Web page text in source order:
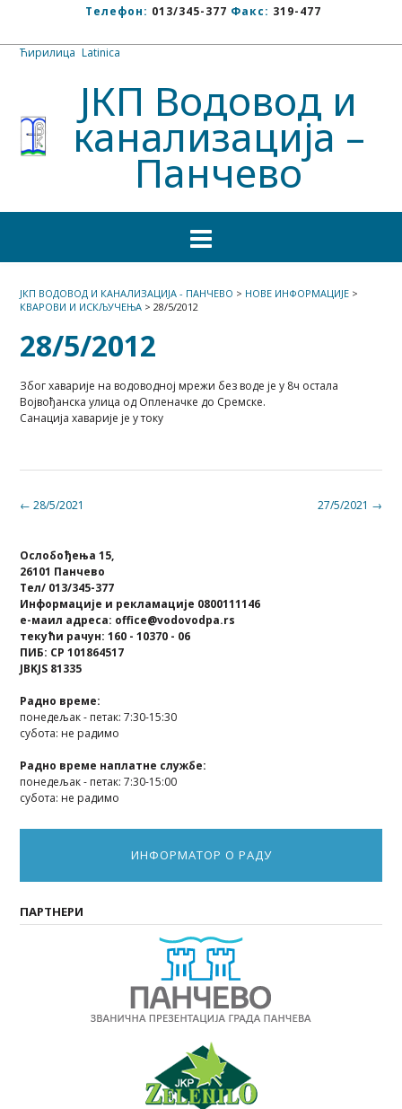
Телефон: 013/345-377 Факс: 319-477
Ћирилица Latinica
ЈКП Водовод и
канализација –
Панчево
ЈКП ВОДОВОД И КАНАЛИЗАЦИЈА - ПАНЧЕВО > НОВЕ ИНФОРМАЦИЈЕ >
КВАРОВИ И ИСКЉУЧЕЊА > 28/5/2012
28/5/2012
Због хаварије на водоводној мрежи без воде је у 8ч остала
Војвођанска улица од Опленачке до Сремске.
Санација хаварије је у току
Post 27/5/2021 →
← 28/5/2021
Ослобођења 15,
26101 Панчево
Тел/ 013/345-377
Информације и рекламације 0800111146
е-маил адреса: office@vodovodpa.rs
текући рачун: 160 - 10370 - 06
ПИБ: СР 101864517
JBKJS 81335
Радно време:
понедељак - петак: 7:30-15:30
субота: не радимо
Радно време наплатне службе:
понедељак - петак: 7:30-15:00
субота: не радимо
ИНФОРМАТОР О РАДУ
ПАРТНЕРИ